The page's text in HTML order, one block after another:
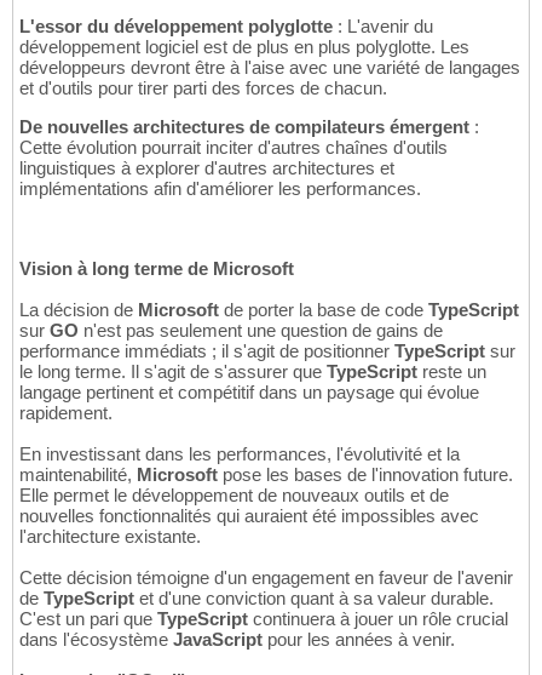
L'essor du développement polyglotte : L'avenir du
développement logiciel est de plus en plus polyglotte. Les
développeurs devront être à l'aise avec une variété de langages
et d'outils pour tirer parti des forces de chacun.
De nouvelles architectures de compilateurs émergent :
Cette évolution pourrait inciter d'autres chaînes d'outils
linguistiques à explorer d'autres architectures et
implémentations afin d'améliorer les performances.
Vision à long terme de Microsoft
La décision de Microsoft de porter la base de code TypeScript
sur GO n'est pas seulement une question de gains de
performance immédiats ; il s'agit de positionner TypeScript sur
le long terme. Il s'agit de s'assurer que TypeScript reste un
langage pertinent et compétitif dans un paysage qui évolue
rapidement.
En investissant dans les performances, l'évolutivité et la
maintenabilité, Microsoft pose les bases de l'innovation future.
Elle permet le développement de nouveaux outils et de
nouvelles fonctionnalités qui auraient été impossibles avec
l'architecture existante.
Cette décision témoigne d'un engagement en faveur de l'avenir
de TypeScript et d'une conviction quant à sa valeur durable.
C'est un pari que TypeScript continuera à jouer un rôle crucial
dans l'écosystème JavaScript pour les années à venir.